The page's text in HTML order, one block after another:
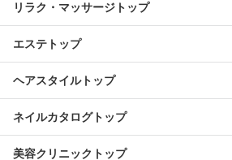
リラク・マッサージトップ
エステトップ
ヘアスタイルトップ
ネイルカタログトップ
美容クリニックトップ